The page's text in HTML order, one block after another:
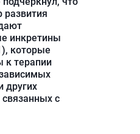
развития
инкретины
которые
к терапии
других
с